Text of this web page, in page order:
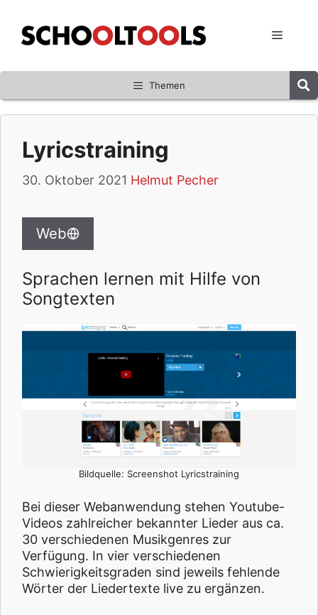
Inhalt
springen
Menü
Themen
Lyricstraining
30. Oktober 2021 Helmut Pecher
Web
Sprachen lernen mit Hilfe von
Songtexten
Bildquelle: Screenshot Lyricstraining
Bei dieser Webanwendung stehen Youtube-
Videos zahlreicher bekannter Lieder aus ca.
30 verschiedenen Musikgenres zur
Verfügung. In vier verschiedenen
Schwierigkeitsgraden sind jeweils fehlende
Wörter der Liedertexte live zu ergänzen.